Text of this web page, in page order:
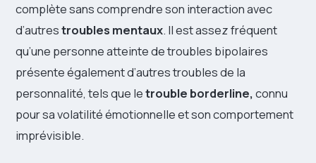
complète sans comprendre son interaction avec
d’autrestroubles mentaux. Il est assez fréquent
qu’une personne atteinte de troubles bipolaires
présente également d’autres troubles de la
personnalité, tels que letrouble borderline, connu
pour sa volatilité émotionnelle et son comportement
imprévisible.